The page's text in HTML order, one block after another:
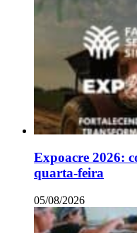
Expoacre 2026:
quarta-feira
05/08/2026